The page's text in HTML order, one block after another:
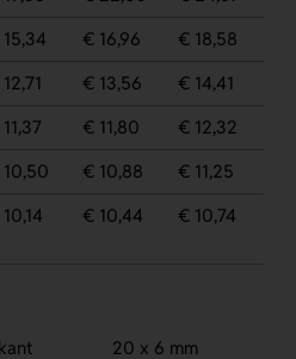
€ 16,96
€ 18,58
€ 13,56
€ 14,41
€ 11,80
€ 12,32
€ 10,88
€ 11,25
€ 10,44 € 10,74
20 x 6 mm